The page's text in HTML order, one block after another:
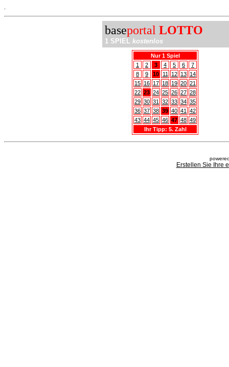
baseportal LOTTO
1 SPIEL kostenlos
Nur 1 Spiel
1
2 3 4 5 6
7
8
9 10 11 12 13 14
15 16 17 18 19 20 21
22 23 24 25 26 27 28
29 30 31 32 33 34 35
36 37 38 39 40 41
42
43 44 45 46 47 48 49
Ihr Tipp: 5. Zahl
Erstellen Sie Ihre